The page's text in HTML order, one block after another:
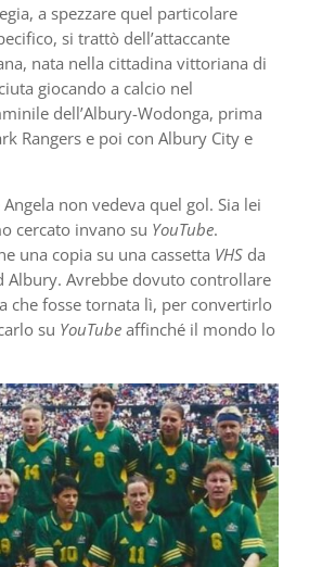
a spezzare quel particolare
si trattò dell’attaccante
nata nella cittadina vittoriana di
giocando a calcio nel
dell’Albury-Wodonga, prima
Rangers e poi con Albury City e
non vedeva quel gol. Sia lei
cercato invano su YouTube.
una copia su una cassetta VHS da
Albury. Avrebbe dovuto controllare
che fosse tornata lì, per convertirlo
su YouTube affinché il mondo lo